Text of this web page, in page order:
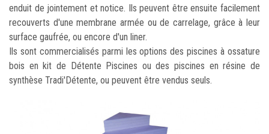
enduit de jointement et notice. Ils peuvent être ensuite facilement
recouverts d'une membrane armée ou de carrelage, grâce à leur
surface gaufrée, ou encore d'un liner.
Ils sont commercialisés parmi les options des piscines à ossature
bois en kit de Détente Piscines ou des piscines en résine de
synthèse Tradi'Détente, ou peuvent être vendus seuls.